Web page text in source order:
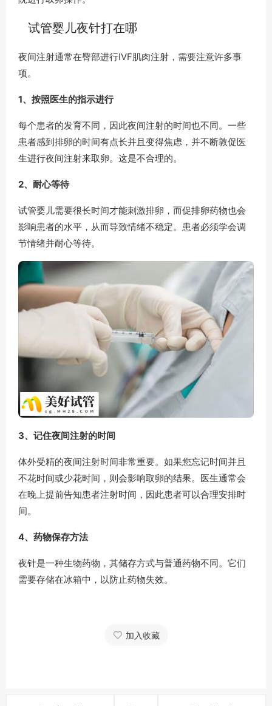
试管婴儿夜针打在哪
夜间注射通常在臀部进行IVF肌肉注射，需要注意许多事
项。
1、按照医生的指示进行
每个患者的发育不同，因此夜间注射的时间也不同。一些
患者感到排卵的时间有点长并且变得焦虑，并不断敦促医
生进行夜间注射来取卵。这是不合理的。
2、耐心等待
试管婴儿需要很长时间才能刺激排卵，而促排卵药物也会
影响患者的水平，从而导致情绪不稳定。患者必须学会调
节情绪并耐心等待。
3、记住夜间注射的时间
体外受精的夜间注射时间非常重要。如果您忘记时间并且
不花时间或少花时间，则会影响取卵的结果。医生通常会
在晚上提前告知患者注射时间，因此患者可以合理安排时
间。
4、药物保存方法
夜针是一种生物药物，其储存方式与普通药物不同。它们
需要存储在冰箱中，以防止药物失效。
加入收藏